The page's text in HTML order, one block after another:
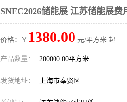
SNEC2026储能展 江苏储能展费
价格：￥ 1380.00 元/平方米 起
产品数量： 200000.00平方米
发货地址： 上海市奉贤区